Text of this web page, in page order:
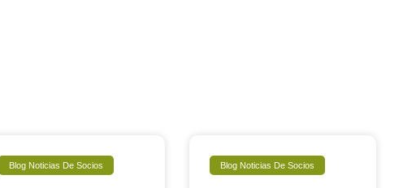
Blog Noticias De Socios Blog Noticias De Socios